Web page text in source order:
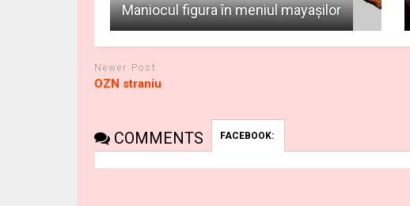
Maniocul figura în meniul mayaşilor
Newer Post
OZN straniu
COMMENTS FACEBOOK: